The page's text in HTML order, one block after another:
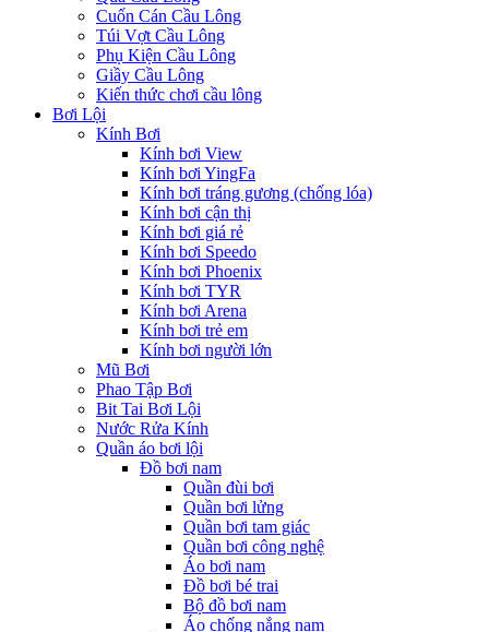
Cuốn Cán Cầu Lông
Túi Vợt Cầu Lông
Phụ Kiện Cầu Lông
Giầy Cầu Lông
Kiến thức chơi cầu lông
Bơi Lội
Kính Bơi
Kính bơi View
Kính bơi YingFa
Kính bơi tráng gương (chống lóa)
Kính bơi cận thị
Kính bơi giá rẻ
Kính bơi Speedo
Kính bơi Phoenix
Kính bơi TYR
Kính bơi Arena
Kính bơi trẻ em
Kính bơi người lớn
Mũ Bơi
Phao Tập Bơi
Bit Tai Bơi Lội
Nước Rửa Kính
Quần áo bơi lội
Đồ bơi nam
Quần đùi bơi
Quần bơi lửng
Quần bơi tam giác
Quần bơi công nghệ
Áo bơi nam
Đồ bơi bé trai
Bộ đồ bơi nam
Áo chống nắng nam